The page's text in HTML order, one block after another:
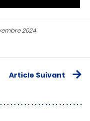
2024
Article Suivant